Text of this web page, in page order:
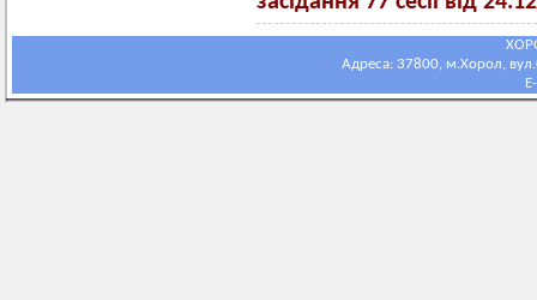
Адреса: 37800, м.Хорол,